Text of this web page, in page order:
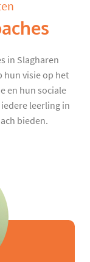
in Slagharen
hun visie op het
en hun sociale
leerling in
bieden.